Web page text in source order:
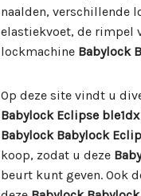
naalden, verschillende
elastiekvoet, de rimpel
lockmachine Babylock
Op deze site vindt u
Babylock Eclipse ble1dx
Babylock Babylock
koop, zodat u deze
beurt kunt geven. Ook